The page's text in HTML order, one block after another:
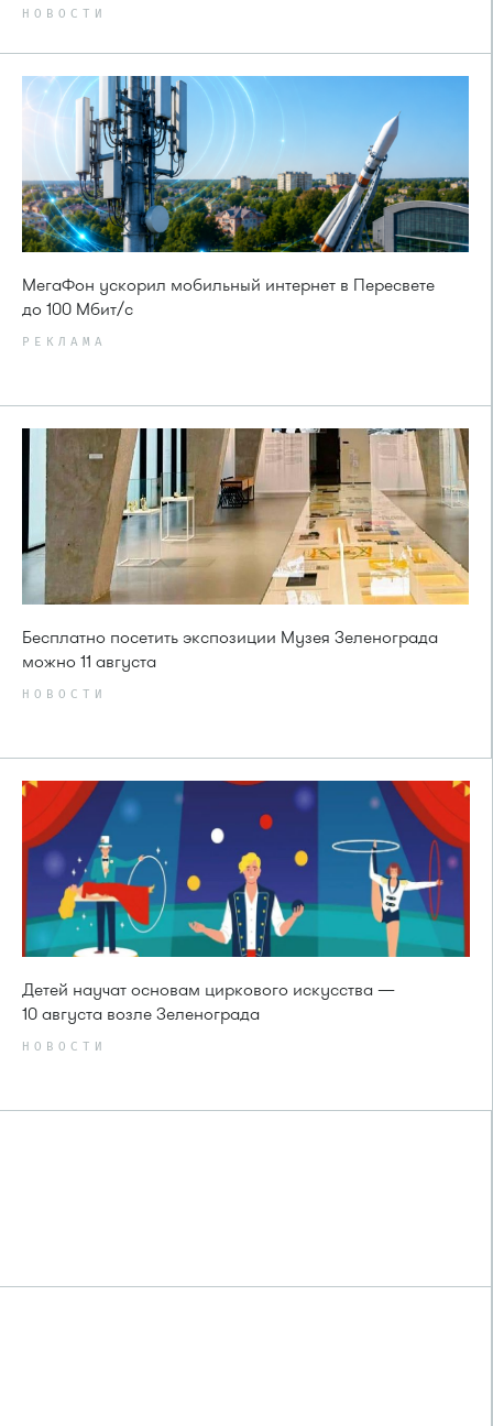
НОВОСТИ
МегаФон ускорил мобильный интернет в Пересвете
до 100 Мбит/с
РЕКЛАМА
Бесплатно посетить экспозиции Музея Зеленограда
можно 11 августа
НОВОСТИ
Детей научат основам циркового искусства —
10 августа возле Зеленограда
НОВОСТИ